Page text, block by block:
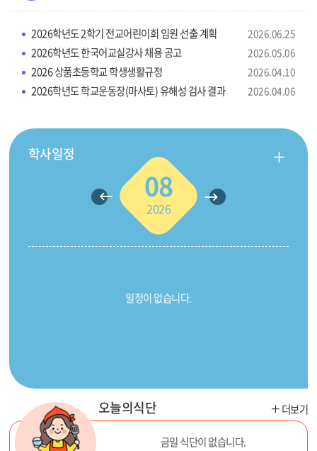
2026학년도 2학기 전교어린이회 임원 선출 계획 2026.06.25
2026학년도 한국어교실강사 채용 공고 2026.05.06
2026 상품초등학교 학생생활규정 2026.04.10
2026학년도 학교운동장(마사토) 유해성 검사 결과 2026.04.06
학사일정
이
2026
08 다
일정이 없습니다.
오늘의식단
금일 식단이 없습니다.
더보기더